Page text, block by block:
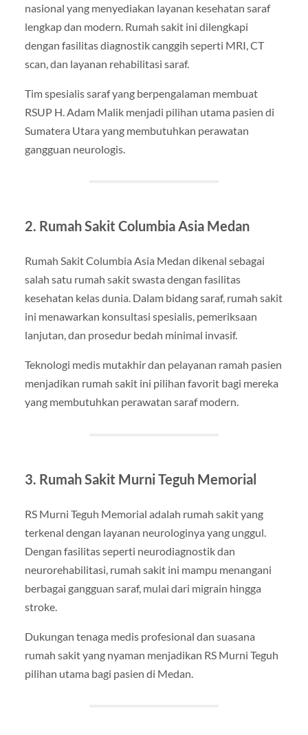
nasional yang menyediakan layanan kesehatan saraf
lengkap dan modern. Rumah sakit ini dilengkapi
dengan fasilitas diagnostik canggih seperti MRI, CT
scan, dan layanan rehabilitasi saraf.
Tim spesialis saraf yang berpengalaman membuat
RSUP H. Adam Malik menjadi pilihan utama pasien di
Sumatera Utara yang membutuhkan perawatan
gangguan neurologis.
2. Rumah Sakit Columbia Asia Medan
Rumah Sakit Columbia Asia Medan dikenal sebagai
salah satu rumah sakit swasta dengan fasilitas
kesehatan kelas dunia. Dalam bidang saraf, rumah sakit
ini menawarkan konsultasi spesialis, pemeriksaan
lanjutan, dan prosedur bedah minimal invasif.
Teknologi medis mutakhir dan pelayanan ramah pasien
menjadikan rumah sakit ini pilihan favorit bagi mereka
yang membutuhkan perawatan saraf modern.
3. Rumah Sakit Murni Teguh Memorial
RS Murni Teguh Memorial adalah rumah sakit yang
terkenal dengan layanan neurologinya yang unggul.
Dengan fasilitas seperti neurodiagnostik dan
neurorehabilitasi, rumah sakit ini mampu menangani
berbagai gangguan saraf, mulai dari migrain hingga
stroke.
Dukungan tenaga medis profesional dan suasana
rumah sakit yang nyaman menjadikan RS Murni Teguh
pilihan utama bagi pasien di Medan.